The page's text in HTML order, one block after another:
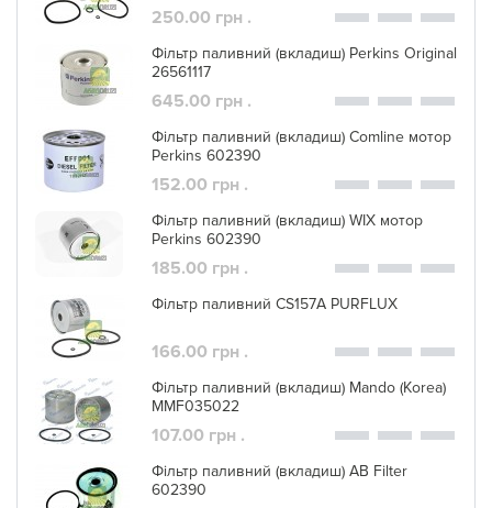
250.00 грн .
Фільтр паливний (вкладиш) Perkins Original
26561117
645.00 грн .
Фільтр паливний (вкладиш) Comline мотор
Perkins 602390
152.00 грн .
Фільтр паливний (вкладиш) WIX мотор
Perkins 602390
185.00 грн .
Фільтр паливний CS157A PURFLUX
166.00 грн .
Фільтр паливний (вкладиш) Mando (Korea)
MMF035022
107.00 грн .
Фільтр паливний (вкладиш) AB Filter
602390